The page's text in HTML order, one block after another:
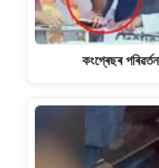
কংগ্ৰেছৰ